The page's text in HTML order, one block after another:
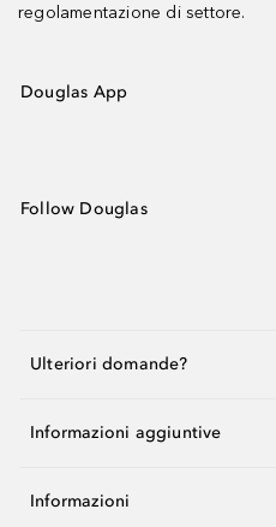
regolamentazione di settore.
Douglas App
Follow Douglas
Ulteriori domande?
Informazioni aggiuntive
Informazioni